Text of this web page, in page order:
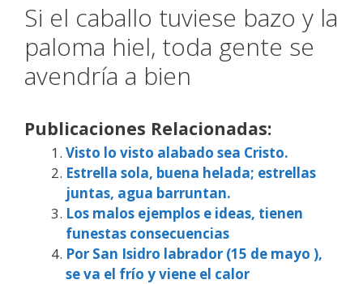
Si el caballo tuviese bazo y la
paloma hiel, toda gente se
avendría a bien
Publicaciones Relacionadas:
Visto lo visto alabado sea Cristo.
Estrella sola, buena helada; estrellas
juntas, agua barruntan.
Los malos ejemplos e ideas, tienen
funestas consecuencias
Por San Isidro labrador (15 de mayo ),
se va el frío y viene el calor